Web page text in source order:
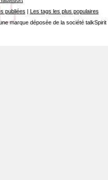
publiées
Les tags les plus populaires
marque déposée de la société